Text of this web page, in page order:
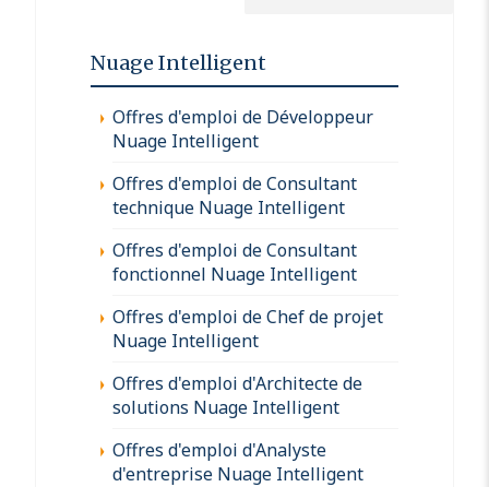
Nuage Intelligent
Offres d'emploi de Développeur
Nuage Intelligent
Offres d'emploi de Consultant
technique Nuage Intelligent
Offres d'emploi de Consultant
fonctionnel Nuage Intelligent
Offres d'emploi de Chef de projet
Nuage Intelligent
Offres d'emploi d'Architecte de
solutions Nuage Intelligent
Offres d'emploi d'Analyste
d'entreprise Nuage Intelligent